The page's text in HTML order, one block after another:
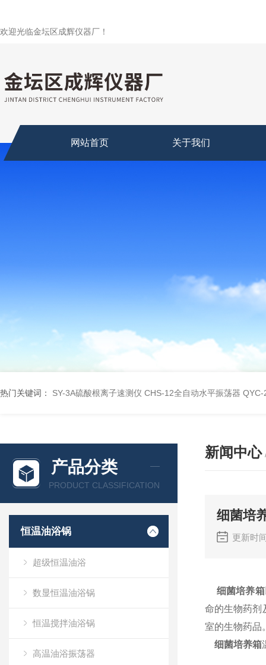
欢迎光临金坛区成辉仪器厂！
网站首页 关于我们
热门关键词： SY-3A硫酸根离子速测仪 CHS-12全自动水平振荡器 QYC-
产品分类
PRODUCT CLASSIFICATION
恒温油浴锅
超级恒温油浴
数显恒温油浴锅
恒温搅拌油浴锅
高温油浴振荡器
新闻中心
细菌培
更新时
细菌培养箱
命的生物药剂
室的生物药品
细菌培养箱